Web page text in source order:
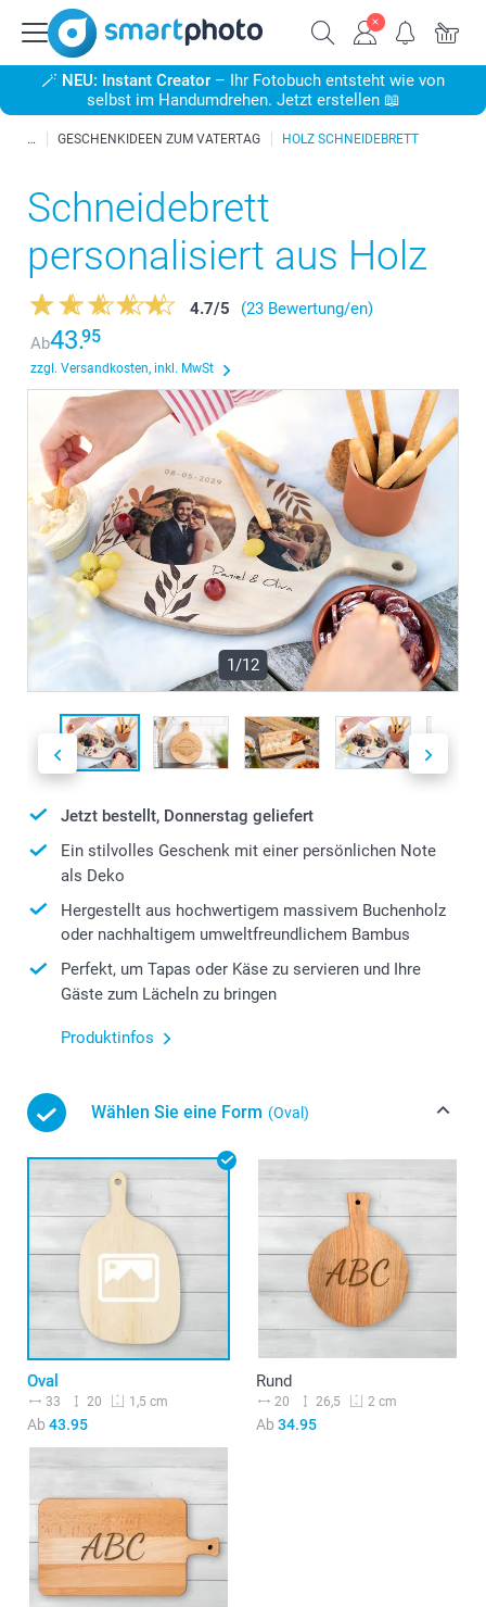
🪄 NEU: Instant Creator – Ihr Fotobuch entsteht wie von
selbst im Handumdrehen. Jetzt erstellen 📖
GESCHENKIDEEN ZUM VATERTAG HOLZ SCHNEIDEBRETT
Schneidebrett
personalisiert aus Holz
4.7/5
(23 Bewertung/en)
Ab43.95
zzgl. Versandkosten, inkl. MwSt
1/12
Jetzt bestellt, Donnerstag geliefert
Ein stilvolles Geschenk mit einer persönlichen Note
als Deko
Hergestellt aus hochwertigem massivem Buchenholz
oder nachhaltigem umweltfreundlichem Bambus
Perfekt, um Tapas oder Käse zu servieren und Ihre
Gäste zum Lächeln zu bringen
Produktinfos
Wählen Sie eine Form (Oval)
Oval
33 20 1,5 cm
Ab 43.95
Rund
20 26,5 2 cm
Ab 34.95